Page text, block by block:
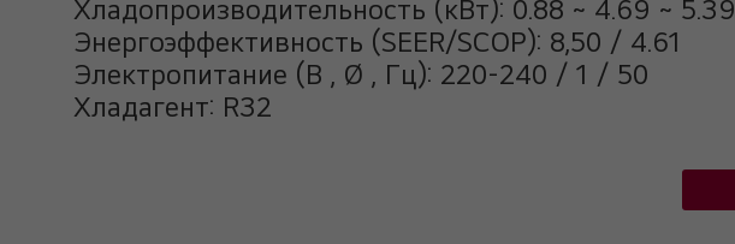
Хладопроизводительность (кВт): 0.88 ~ 4.69 ~ 5.39
Энергоэффективность (SEER/SCOP): 8,50 / 4.61
Электропитание (В , Ø , Гц): 220-240 / 1 / 50
Хладагент: R32